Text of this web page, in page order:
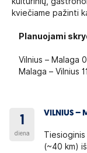
kviečiame pažinti
Planuojami
Vilnius – Malaga
Malaga – Vilnius
1
diena
VILNIUS –
Tiesioginis
(~40 km)